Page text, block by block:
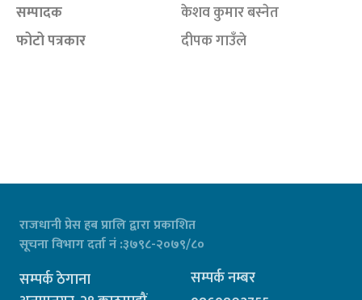
सम्पादक
केशव कुमार बस्नेत
फोटो पत्रकार
दीपक गाउँले
राजधानी प्रेस हब प्रालि द्वारा प्रकाशित
सूचना विभाग दर्ता नं :३७९८-२०७९/८०
सम्पर्क ठेगाना
सम्पर्क नम्बर